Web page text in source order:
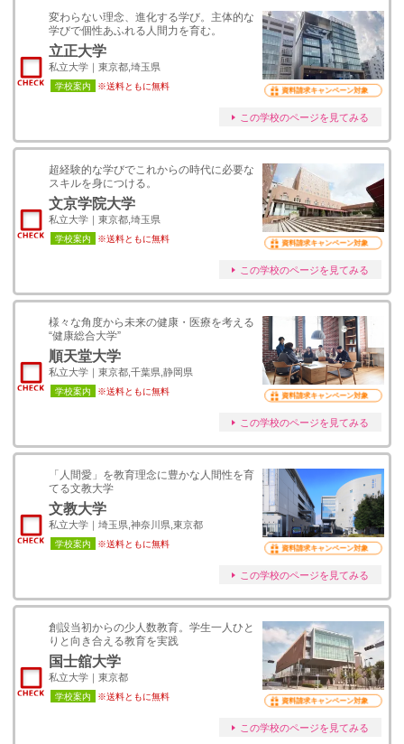
変わらない理念、進化する学び。主体的な
学びで個性あふれる人間力を育む。
立正大学
私立大学｜東京都,埼玉県
学校案内 ※送料ともに無料 資料請求キャンペーン対象
この学校のページを見てみる
超経験的な学びでこれからの時代に必要な
スキルを身につける。
文京学院大学
私立大学｜東京都,埼玉県
学校案内 ※送料ともに無料 資料請求キャンペーン対象
この学校のページを見てみる
様々な角度から未来の健康・医療を考える
“健康総合大学”
順天堂大学
私立大学｜東京都,千葉県,静岡県
学校案内 ※送料ともに無料 資料請求キャンペーン対象
この学校のページを見てみる
「人間愛」を教育理念に豊かな人間性を育
てる文教大学
文教大学
私立大学｜埼玉県,神奈川県,東京都
学校案内 ※送料ともに無料 資料請求キャンペーン対象
この学校のページを見てみる
創設当初からの少人数教育。学生一人ひと
りと向き合える教育を実践
国士舘大学
私立大学｜東京都
学校案内 ※送料ともに無料 資料請求キャンペーン対象
この学校のページを見てみる